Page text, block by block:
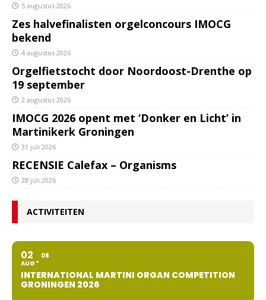
5 augustus 2026
Zes halvefinalisten orgelconcours IMOCG
bekend
4 augustus 2026
Orgelfietstocht door Noordoost-Drenthe op
19 september
2 augustus 2026
IMOCG 2026 opent met ‘Donker en Licht’ in
Martinikerk Groningen
31 juli 2026
RECENSIE Calefax – Organisms
28 juli 2026
ACTIVITEITEN
02
AUG
08
INTERNATIONAL MARTINI ORGAN COMPETITION
GRONINGEN 2026